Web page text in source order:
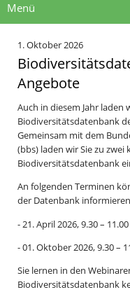
Menü
1. Oktober 2026
Angebote
Auch in diesem Jahr laden
Biodiversitätsdatenbank
Gemeinsam mit dem
(bbs) laden wir Sie zu
Biodiversitätsdatenbank
An folgenden Terminen
der Datenbank
- 21. April 2026, 9.30 –
- 01. Oktober 2026, 9.30 –
Sie lernen in den
Biodiversitätsdatenbank